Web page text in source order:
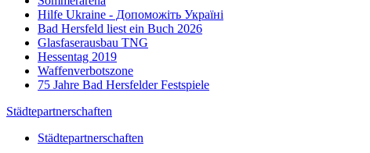
Hilfe Ukraine - Допоможіть Україні
Bad Hersfeld liest ein Buch 2026
Glasfaserausbau TNG
Hessentag 2019
Waffenverbotszone
75 Jahre Bad Hersfelder Festspiele
Städtepartnerschaften
Städtepartnerschaften